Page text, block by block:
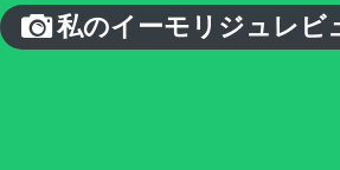
私のイーモリジュレビ